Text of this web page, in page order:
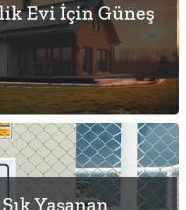
Evi İçin Güneş
Yaşanan